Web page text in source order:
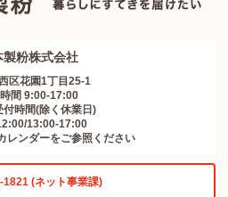
製粉株式会社
区花園1丁目25-1
間 9:00-17:00
付時間(除く休業日)
13:00-17:00
レンダーをご参照ください
(ネット事業課)